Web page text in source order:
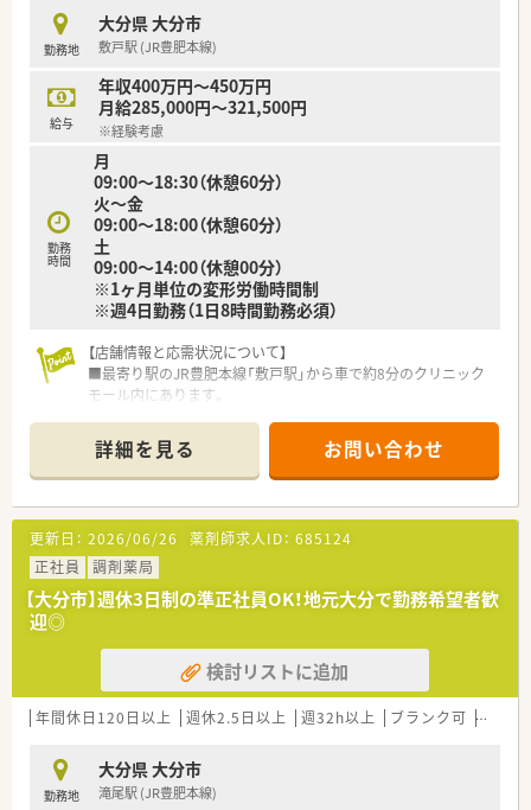
＜在宅について＞
■自社施設もあり、施設在宅を豊富に扱っている企業
■日祝のオンコール当番は希望者のみで実施の為、当番で回って
くるわけではありません
※別途手当（店舗待機30,000円/回、自宅待機15,000円＋対応数
で加算有）を支給
■月～土の夜間オンコールは本社担当者にて実施の為、対応はあ
りません
＜長く働ける会社＞
■生涯現役を目指している企業で、年次の沿って特別休暇制度を
設けるなど長く安心して就業する環境整備に積極的
■70代の方も活躍中
■住宅手当、退職金制度、社員旅行、リフレッシュ休暇制度など
福利厚生も整備
＜学べる職場＞
■地域社会への貢献と共に、外部勉強会や外部講師を招いた勉強
会、Eラーニング等、薬剤師の教育にも注力
■新人教育研修、外部講師の勉強会、学会、各種研修会への参加
なども積極的に実施中
■医療モール型の薬局やドライブスルー対応の薬局を展開した
り、地域の“相談所”としてFACE TO FACEの応対がかなう個別ブ
ース式のカウンターを導入したりと、環境整備にも力を入れてい
ます。
勤務地
大分県 大分市
敷戸駅 (JR豊肥本線)
給与
年収400万円～450万円
月給285,000円～321,500円
※経験考慮
勤務
時間
月
09:00～18:30（休憩60分）
火～金
09:00～18:00（休憩60分）
土
09:00～14:00（休憩00分）
※1ヶ月単位の変形労働時間制
※週4日勤務（1日8時間勤務必須）
【店舗情報と応需状況について】
■最寄り駅のJR豊肥本線「敷戸駅」から車で約8分のクリニック
モール内にあります。
枚の処方箋を応需します。
■薬剤師5名と厚めの人員配置です。
【募集背景と求める人物像について】
■今回は店舗異動に伴う補充のための募集で、共に成長し長く活
躍してくださる方を探しています。
■患者様や同僚に対して思いやりを持って接し、円滑なコミュニ
ケーションが取れる方。
■チームワークを大切にしながらも、向上心を持って新しいこと
【法人特徴について】
■大分県内に約10店舗展開している企業です。
■社員一人ひとりの自主性を尊重しており、現場からの提案を全
■地域医療への貢献を第一に考え、全店舗で在宅医療にも積極的
に取り組んでいます。
詳細を見る お問い合わせ
更新日： 2026/06/26 薬剤師求人ID： 685124
正社員
調剤薬局
【大分市】週休3日制の準正社員OK！地元大分で勤務希望者歓
迎◎
検討リストに追加
年間休日120日以上 週休2.5日以上 週32h以上 ブランク可 転勤な
勤務地
大分県 大分市
滝尾駅 (JR豊肥本線)